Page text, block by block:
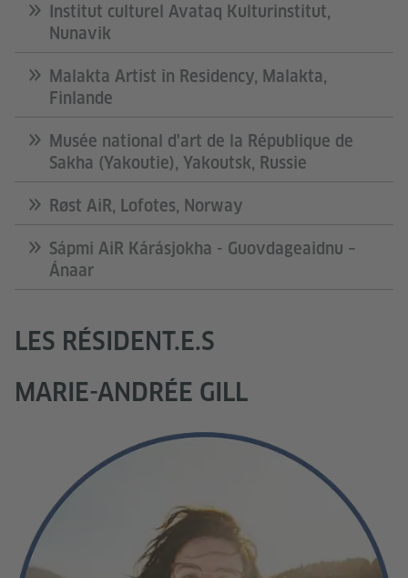
Institut culturel Avataq Kulturinstitut,
Nunavik
Malakta Artist in Residency, Malakta,
Finlande
Musée national d'art de la République de
Sakha (Yakoutie), Yakoutsk, Russie
Røst AiR, Lofotes, Norway
Sápmi AiR Kárásjokha - Guovdageaidnu –
Ánaar
LES RÉSIDENT.E.S
MARIE-ANDRÉE GILL